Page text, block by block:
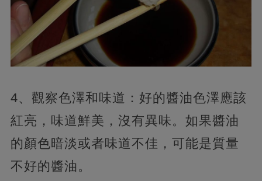
4、觀察色澤和味道：好的醬油色澤應該
紅亮，味道鮮美，沒有異味。如果醬油
的顏色暗淡或者味道不佳，可能是質量
不好的醬油。